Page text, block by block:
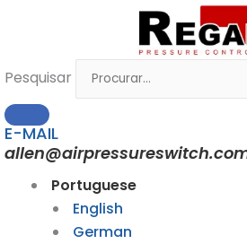
conteúdo
Pesquisar
E-MAIL
Portuguese
English
German